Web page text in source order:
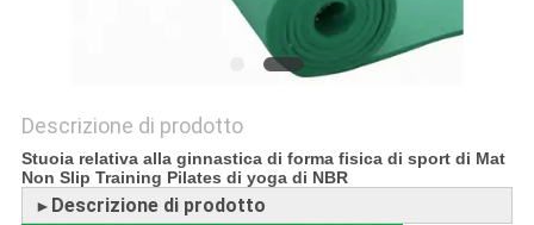
Descrizione di prodotto
Stuoia relativa alla ginnastica di forma fisica di sport di Mat
Non Slip Training Pilates di yoga di NBR
► Descrizione di prodotto